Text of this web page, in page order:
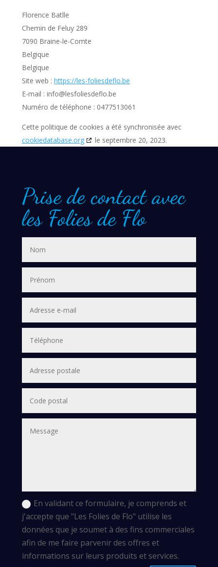
Florence Batlle
Chemin de Feluy 289
7090 Braine-le-Comte
Belgique
Belgique
Site web : https://les-foliesdeflo.be
E-mail : info@lesfoliesdeflo.be
Numéro de téléphone : 0477513061
Cette politique de cookies a été synchronisée avec
cookiedatabase.org
le septembre 20, 2023.
Prise de contact avec
les Folies de Flo
En validant ce formulaire, je comprends et
j'accepte que "Les Folies de Flo" utilise les
données que je soumet à des fins commerciales
afin de me faire parvenir des offres et
informations sur leurs produits et services.